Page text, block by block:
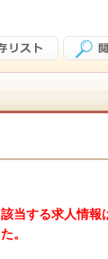
該当する求人情報
た。